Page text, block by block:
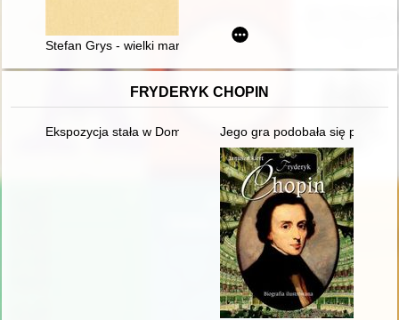
Stefan Grys - wielki marzyciel
FRYDERYK CHOPIN
Ekspozycja stała w Domu Urodzenia Fryderyka Chopina w
Jego gra podobała się przede